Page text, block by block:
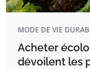
MODE DE VIE
Acheter
dévoilent les